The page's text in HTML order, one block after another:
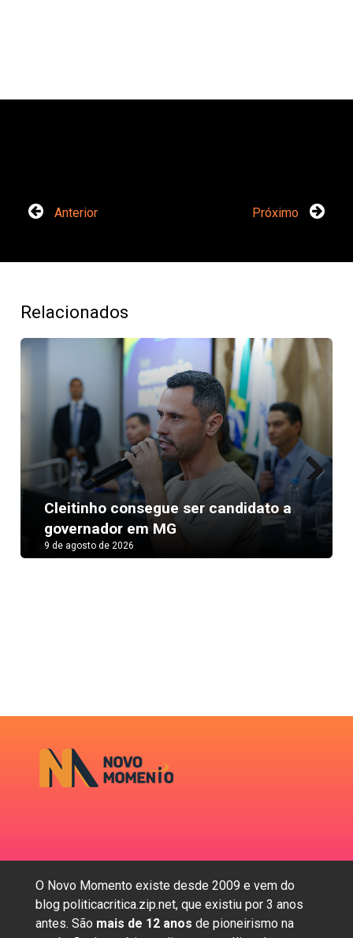
Anterior Próximo
Relacionados
Cleitinho consegue ser candidato a
governador em MG
9 de agosto de 2026
Next
O Novo Momento existe desde 2009 e vem do
blog politicacritica.zip.net, que existiu por 3 anos
antes. São mais de 12 anos de pioneirismo na